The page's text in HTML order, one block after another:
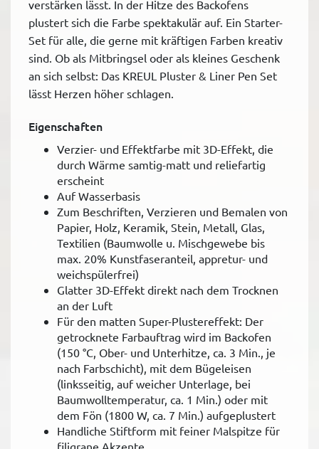
verstärken lässt. In der Hitze des Backofens
plustert sich die Farbe spektakulär auf. Ein Starter-
Set für alle, die gerne mit kräftigen Farben kreativ
sind. Ob als Mitbringsel oder als kleines Geschenk
an sich selbst: Das KREUL Pluster & Liner Pen Set
lässt Herzen höher schlagen.
Eigenschaften
Verzier- und Effektfarbe mit 3D-Effekt, die
durch Wärme samtig-matt und reliefartig
erscheint
Auf Wasserbasis
Zum Beschriften, Verzieren und Bemalen von
Papier, Holz, Keramik, Stein, Metall, Glas,
Textilien (Baumwolle u. Mischgewebe bis
max. 20% Kunstfaseranteil, appretur- und
weichspülerfrei)
Glatter 3D-Effekt direkt nach dem Trocknen
an der Luft
Für den matten Super-Plustereffekt: Der
getrocknete Farbauftrag wird im Backofen
(150 °C, Ober- und Unterhitze, ca. 3 Min., je
nach Farbschicht), mit dem Bügeleisen
(linksseitig, auf weicher Unterlage, bei
Baumwolltemperatur, ca. 1 Min.) oder mit
dem Fön (1800 W, ca. 7 Min.) aufgeplustert
Handliche Stiftform mit feiner Malspitze für
filigrane Akzente